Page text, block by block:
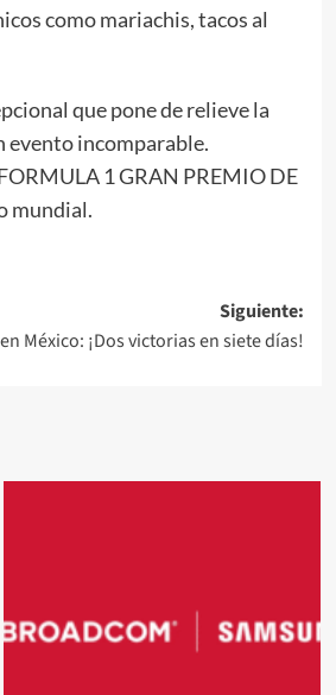
como mariachis, tacos al
que pone de relieve la
evento incomparable.
1 GRAN PREMIO DE
mundial.
Siguiente:
México: ¡Dos victorias en siete días!